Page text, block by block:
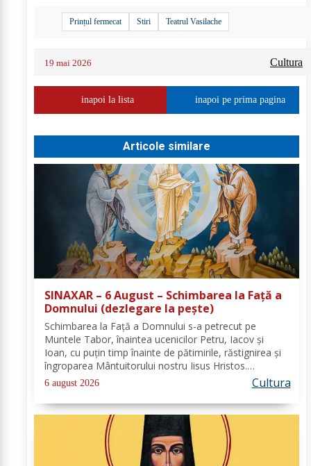
Prințul fermecat Stiri Teatrul Vasilache
19 mai 2026 Cultura
inapoi la lista inapoi pe prima pagina
Articole similare
SINAXAR – 6 August – Schimbarea la Față a
Domnului (dezlegare la peşte)
Schimbarea la Față a Domnului s-a petrecut pe
Muntele Tabor, înaintea ucenicilor Petru, Iacov și
Ioan, cu puțin timp înainte de pătimirile, răstignirea și
îngroparea Mântuitorului nostru Iisus Hristos.
Urcându-Se pe munte, Hristos-Domnul S-a depărtat
puţin de ucenici şi, suindu-Se pe un loc mai...
6 august 2026 Cultura